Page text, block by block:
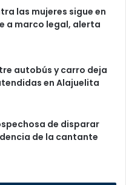
las mujeres sigue en
a marco legal, alerta
autobús y carro deja
en Alajuelita
de disparar
de la cantante